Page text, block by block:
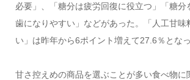
必要」、「糖分は疲労回復に役立つ」「糖分
歯になりやすい」などがあった。「人工甘味
い」は昨年から6ポイント増えて27.6％となっ
甘さ控えめの商品を選ぶことが多い食べ物に